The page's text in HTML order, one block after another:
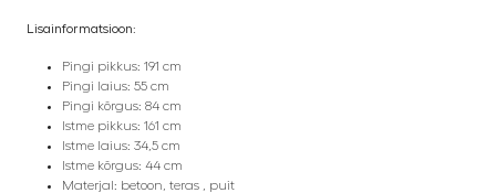
Lisainformatsioon:
Pingi pikkus: 191 cm
Pingi laius: 55 cm
Pingi kõrgus: 84 cm
Istme pikkus: 161 cm
Istme laius: 34,5 cm
Istme kõrgus: 44 cm
Materjal: betoon, teras , puit